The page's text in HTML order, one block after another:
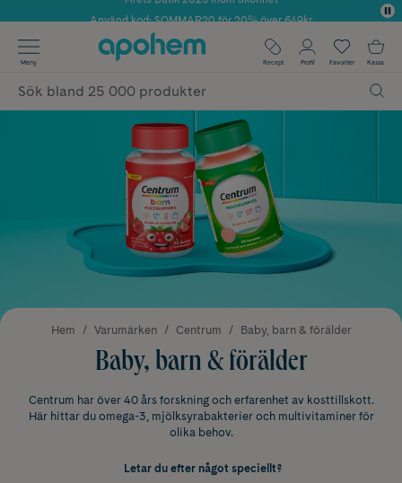
Årets Butik 2025 inom Skönhet
✓ Fri frakt
✓ Poäng på alla köp*
Meny Recept Profil Favoriter Kassa
Hem Varumärken Centrum Baby, barn & förälder
Baby, barn & förälder
Centrum har över 40 års forskning och erfarenhet av kosttillskott.
Här hittar du omega-3, mjölksyrabakterier och multivitaminer för
olika behov.
Letar du efter något speciellt?